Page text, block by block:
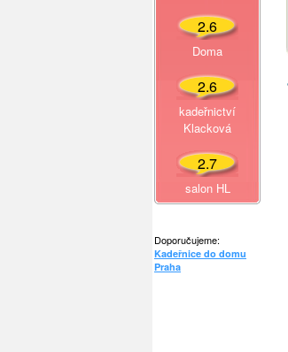
2.6
Doma
2.6
kadeřnictví
Klacková
2.7
salon HL
Doporučujeme:
Kadeřnice do domu
Praha